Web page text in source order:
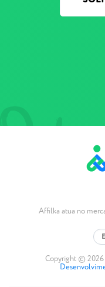
Affilka atua no
Copyright © 2026